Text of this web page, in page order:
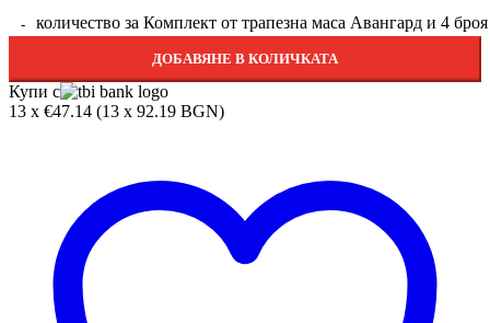
количество за Комплект от трапезна маса Авангард и 4
ДОБАВЯНЕ В КОЛИЧКАТА
Купи с
13 x €47.14 (13 x 92.19 BGN)